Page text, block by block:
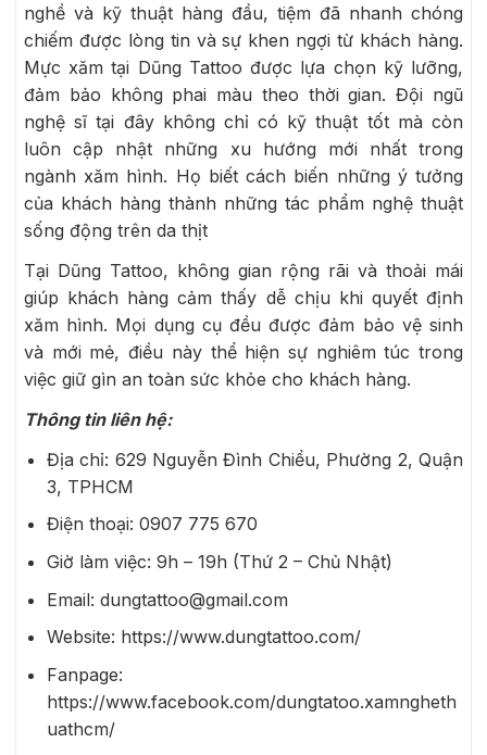
nghề và kỹ thuật hàng đầu, tiệm đã nhanh chóng
chiếm được lòng tin và sự khen ngợi từ khách hàng.
Mực xăm tại Dũng Tattoo được lựa chọn kỹ lưỡng,
đảm bảo không phai màu theo thời gian. Đội ngũ
nghệ sĩ tại đây không chỉ có kỹ thuật tốt mà còn
luôn cập nhật những xu hướng mới nhất trong
ngành xăm hình. Họ biết cách biến những ý tưởng
của khách hàng thành những tác phẩm nghệ thuật
sống động trên da thịt
Tại Dũng Tattoo, không gian rộng rãi và thoải mái
giúp khách hàng cảm thấy dễ chịu khi quyết định
xăm hình. Mọi dụng cụ đều được đảm bảo vệ sinh
và mới mẻ, điều này thể hiện sự nghiêm túc trong
việc giữ gìn an toàn sức khỏe cho khách hàng.
Thông tin liên hệ:
Địa chỉ: 629 Nguyễn Đình Chiểu, Phường 2, Quận
3, TPHCM
Điện thoại: 0907 775 670
Giờ làm việc: 9h – 19h (Thứ 2 – Chủ Nhật)
Email: dungtattoo@gmail.com
Website: https://www.dungtattoo.com/
Fanpage:
https://www.facebook.com/dungtatoo.xamngheth
uathcm/